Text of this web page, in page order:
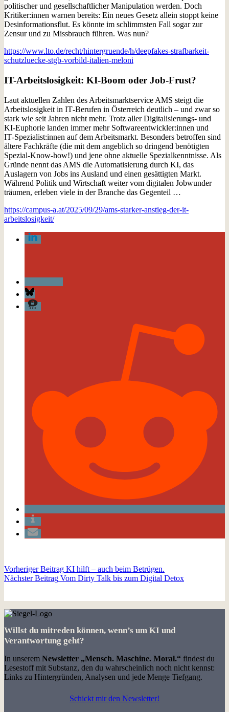
politischer und gesellschaftlicher Manipulation werden. Doch
Kritiker:innen warnen bereits: Ein neues Gesetz allein stoppt keine
Desinformationsflut. Es könnte im schlimmsten Fall sogar zur
Zensur und zu Missbrauch führen. Was nun?
https://www.lto.de/recht/hintergruende/h/deepfakes-strafbarkeit-
schutzluecke-stgb-vorbild-italien-meloni
IT-Arbeitslosigkeit: KI-Boom oder Job‑Frust?
Laut aktuellen Zahlen des Arbeitsmarktservice AMS steigt die
Arbeitslosigkeit in IT‑Berufen in Österreich deutlich – und zwar so
stark wie seit Jahren nicht mehr. Trotz aller Digitalisierungs- und
KI‑Euphorie landen immer mehr Softwareentwickler:innen und
IT‑Spezialist:innen auf dem Arbeitsmarkt. Besonders betroffen sind
ältere Fachkräfte (die mit dem angeblich so dringend benötigten
Spezial-Know-how!) und jene ohne aktuelle Spezialkenntnisse. Als
Gründe nennt das AMS die Automatisierung durch KI, das
Auslagern von Jobs ins Ausland und einen gesättigten Markt.
Während Politik und Wirtschaft weiter vom digitalen Jobwunder
träumen, erleben viele in der Branche das Gegenteil …
https://campus-a.at/2025/09/29/ams-starker-anstieg-der-it-
arbeitslosigkeit/
VorherigerBeitrag KI hilft – auch beim Betrügen.
NächsterBeitrag Vom Dirty Talk bis zum Digital Detox
Willst du mitreden können, wenn’s um KI und
Verantwortung geht?
In unserem Newsletter „Mensch. Maschine. Moral.“ findest du
Lesestoff mit Substanz, den du wahrscheinlich noch nicht kennst:
Links zu Hintergründen, Analysen und jede Menge Tiefgang.
Schickt mir den Newsletter!